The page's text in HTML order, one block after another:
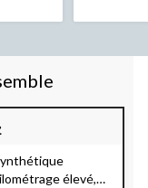
élevé,